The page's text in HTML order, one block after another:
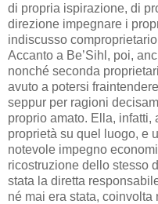
di propria ispirazione, di
direzione impegnare i
indiscusso
Accanto a Be’Sihl, poi,
nonché seconda
avuto a potersi
seppur per ragioni
proprio amato. Ella, infatti,
proprietà su quel luogo, e
notevole impegno
ricostruzione dello stesso
stata la diretta
né mai era stata,